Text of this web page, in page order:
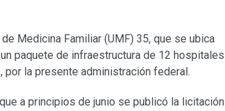
Medicina Familiar (UMF) 35, que se ubica
paquete de infraestructura de 12 hospitales
por la presente administración federal.
a principios de junio se publicó la licitación